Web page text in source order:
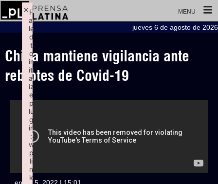
MENU
jueves 6 de agosto de 2026
China mantiene vigilancia ante
rebrotes de Covid-19
F
ai
le
d
t
o
in
iti
al
iz
e
p
lu
g
in
:
w
p
li
n
k
×